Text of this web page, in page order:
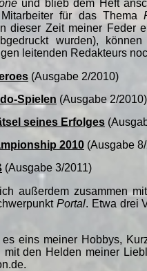
und blieb dem Heft
für das Thema
dieser Zeit meiner Feder
wurden),
leitenden Redakteurs
(Ausgabe 2/2010)
Spielen (Ausgabe 2/2010)
seines Erfolges
2010 (Ausgabe
(Ausgabe 3/2011)
außerdem zusammen
Portal. Etwa drei
eins meiner Hobbys,
den Helden meiner